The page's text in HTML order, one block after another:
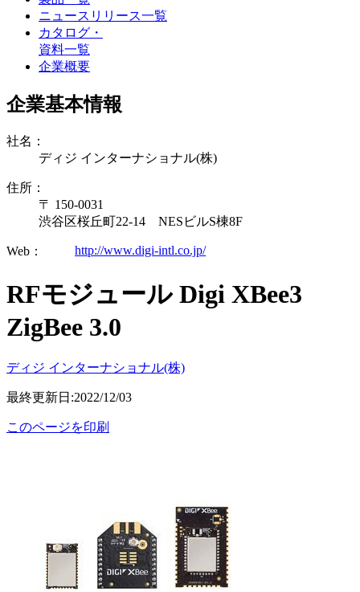
ニュースリリース一覧
カタログ・
資料一覧
企業概要
企業基本情報
社名：
ディジ インターナショナル(株)
住所：
〒 150-0031
渋谷区桜丘町22-14 NESビルS棟8F
Web： http://www.digi-intl.co.jp/
RFモジュール Digi XBee3
ZigBee 3.0
ディジ インターナショナル(株)
最終更新日:2022/12/03
このページを印刷